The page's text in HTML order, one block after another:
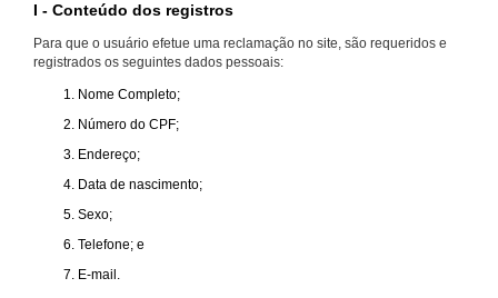
I - Conteúdo dos registros
Para que o usuário efetue uma reclamação no site, são requeridos e
registrados os seguintes dados pessoais:
Nome Completo;
Número do CPF;
Endereço;
Data de nascimento;
Sexo;
Telefone; e
E-mail.